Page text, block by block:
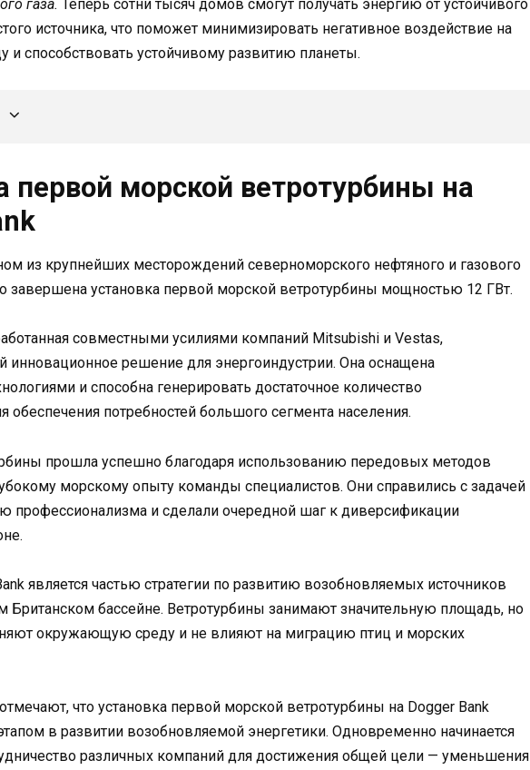
газа. Теперь сотни тысяч домов смогут получать энергию от устойчивого
источника, что поможет минимизировать негативное воздействие на
способствовать устойчивому развитию планеты.
первой морской ветротурбины на
из крупнейших месторождений северноморского нефтяного и газового
завершена установка первой морской ветротурбины мощностью 12 ГВт.
совместными усилиями компаний Mitsubishi и Vestas,
инновационное решение для энергоиндустрии. Она оснащена
и способна генерировать достаточное количество
обеспечения потребностей большого сегмента населения.
прошла успешно благодаря использованию передовых методов
морскому опыту команды специалистов. Они справились с задачей
профессионализма и сделали очередной шаг к диверсификации
является частью стратегии по развитию возобновляемых источников
Британском бассейне. Ветротурбины занимают значительную площадь, но
окружающую среду и не влияют на миграцию птиц и морских
что установка первой морской ветротурбины на Dogger Bank
в развитии возобновляемой энергетики. Одновременно начинается
различных компаний для достижения общей цели — уменьшения